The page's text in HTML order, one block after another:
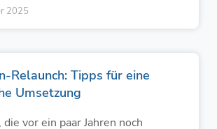
2025
Relaunch: Tipps für eine
Umsetzung
vor ein paar Jahren noch